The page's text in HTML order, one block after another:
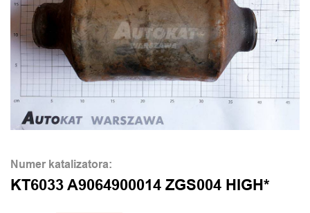
Numer katalizatora:
KT6033 A9064900014 ZGS004 HIGH*